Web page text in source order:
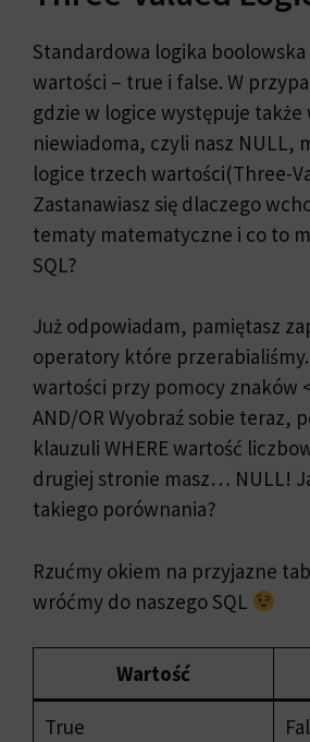
Standardowa logika
wartości – true i false. W
gdzie w logice występuje także
niewiadoma, czyli nasz NULL,
logice trzech wartości(Three-
Zastanawiasz się dlaczego
tematy matematyczne i co to
SQL?
Już odpowiadam, pamiętasz
operatory które
wartości przy pomocy znaków
AND/OR Wyobraź sobie teraz,
klauzuli WHERE wartość
drugiej stronie masz… NULL!
takiego porównania?
Rzućmy okiem na przyjazne
wróćmy do naszego SQL
Wartość
True